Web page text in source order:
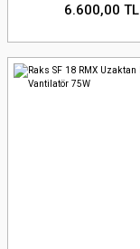
6.600,00 TL